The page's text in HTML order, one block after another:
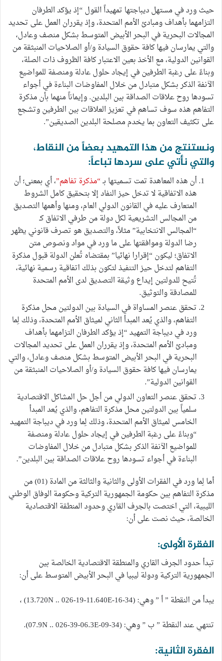
حيث ورد في مستهل ديباجتها تمهيداً القول “إذ يؤكد الطرفان
التزامهما بأهداف ومبادئ الأمم المتحدة، وإذ يقرران العمل على تحديد
المجالات البحرية في البحر الأبيض المتوسط بشكل منصف وعادل،
والتي يمارسان فيها كافة حقوق السيادة و/أو الصلاحيات المنبثقة من
القوانين الدولية، مع الأخذ بعين الاعتبار كافة الظروف ذات الصلة،
وبناءً على رغبة الطرفين في إيجاد حلول عادلة ومنصفة للمواضيع
الآنفة الذكر بشكل متبادل من خلال المفاوضات البناءة في أجواء
تسودها روح علاقات الصداقة بين البلدين. وإيماناً منهما بأن مذكرة
التفاهم هذه سوف تساهم في تعزيز العلاقات بين الطرفين وتشجع
على تكثيف التعاون بما يخدم مصلحة البلدين الصديقين”.
ونستنتج من هذا التمهيد بعضاً من النقاط،
والتي نأتي على سردها تباعاً:
أن هذه المعاهدة تمت تسميتها بـ“مذكرة تفاهم”، أي بمعنى؛ أن
هذه الاتفاقية لا تدخل حيز النفاد إلا بتحقيق كامل الشروط
المتعارف عليه في القانون الدولي العام، ومنها وأهمها التصديق
من المجالس التشريعية لكل دولة من طرفي الاتفاق كـ
“المجالس الانتخابية” مثلاً، والتصديق هو تصرف قانوني يظهر
رضا الدولة وموافقتها على ما ورد في مواد ونصوص متن
الاتفاق؛ ليكون “إقرارا نهائيا” بمقتضاه تُعلن الدولة قبول مذكرة
التفاهم لتدخل حيز التنفيذ لتكون بذلك اتفاقية رسمية نهائية،
تُتيح للدولتين إيداع وثيقة التصديق لدى الأمم المتحدة
للمصادقة والتوثيق.
تحقق عنصر المساواة في السيادة بين الدولتين محل مذكرة
التفاهم، والذي يُعد المبدأ الثاني لميثاق الأمم المتحدة، وذلك لِما
ورد في ديباجة التمهيد “إذ يؤكد الطرفان التزامهما بأهداف
ومبادئ الأمم المتحدة، وإذ يقرران العمل على تحديد المجالات
البحرية في البحر الأبيض المتوسط بشكل منصف وعادل، والتي
يمارسان فيها كافة حقوق السيادة و/أو الصلاحيات المنبثقة من
القوانين الدولية”.
تحقق عنصر التعاون الدولي من أجل حل المشاكل الاقتصادية
سلمياً بين الدولتين محل مذكرة التفاهم، والذي يُعد المبدأ
الخامس لميثاق الأمم المتحدة، وذلك لِما ورد في ديباجة التمهيد
“وبناءً على رغبة الطرفين في إيجاد حلول عادلة ومنصفة
للمواضيع الآنفة الذكر بشكل متبادل من خلال المفاوضات
البناءة في أجواء تسودها روح علاقات الصداقة بين البلدين”.
أما لِما ورد في الفقرات الأولى والثانية والثالثة من المادة (01) من
مذكرة التفاهم بين حكومة الجمهورية التركية وحكومة الوفاق الوطني
الليبية، التي اختصت بالجرف القاري وحدود المنطقة الاقتصادية
الخالصة، حيث نصت على أن:
الفقرة الأولى:
تبدأ حدود الجرف القاري والمنطقة الاقتصادية الخالصة بين
الجمهورية التركية ودولة ليبيا في البحر الأبيض المتوسط على أن:
يبدأ من النقطة ” أ ” وهي: (34-16-13.720N .. 026-19-11.640E) ،
تنتهي عند النقطة ” ب ” وهي: (34-09-07.9N .. 026-39-06.3E).
الفقرة الثانية: